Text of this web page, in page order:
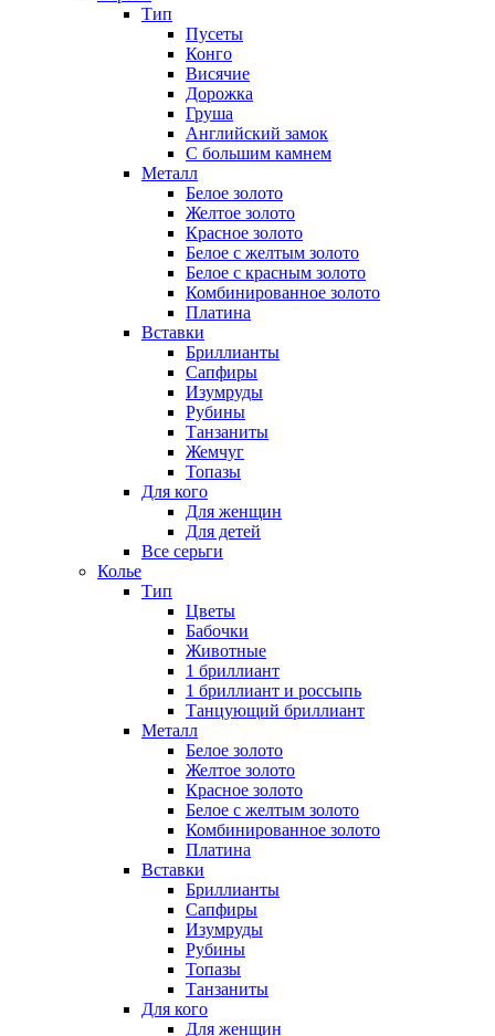
Тип
Пусеты
Конго
Висячие
Дорожка
Груша
Английский замок
С большим камнем
Металл
Белое золото
Желтое золото
Красное золото
Белое с желтым золото
Белое с красным золото
Комбинированное золото
Платина
Вставки
Бриллианты
Сапфиры
Изумруды
Рубины
Танзаниты
Жемчуг
Топазы
Для кого
Для женщин
Для детей
Все серьги
Колье
Тип
Цветы
Бабочки
Животные
1 бриллиант
1 бриллиант и россыпь
Танцующий бриллиант
Металл
Белое золото
Желтое золото
Красное золото
Белое с желтым золото
Комбинированное золото
Платина
Вставки
Бриллианты
Сапфиры
Изумруды
Рубины
Топазы
Танзаниты
Для кого
Для женщин